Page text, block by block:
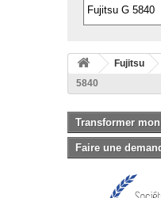
Fujitsu
5840
Transformer
Faire une